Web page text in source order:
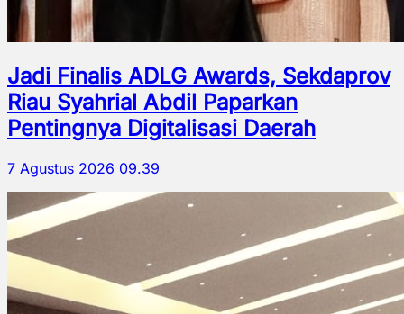
Jadi Finalis ADLG Awards, Sekdaprov
Riau Syahrial Abdil Paparkan
Pentingnya Digitalisasi Daerah
7 Agustus 2026 09.39